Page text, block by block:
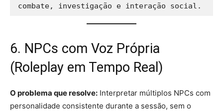
6. NPCs com Voz Própria
(Roleplay em Tempo Real)
O problema que resolve: Interpretar múltiplos NPCs com
personalidade consistente durante a sessão, sem o